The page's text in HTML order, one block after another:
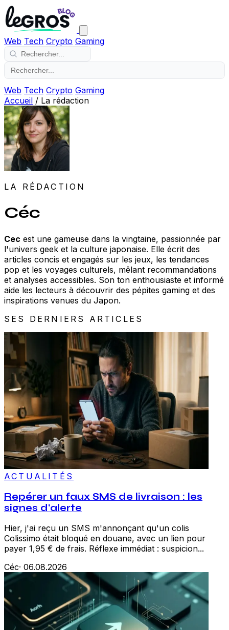
Web Tech Crypto Gaming
Web Tech Crypto Gaming
Accueil / La rédaction
LA RÉDACTION
Céc
Cec est une gameuse dans la vingtaine, passionnée par
l'univers geek et la culture japonaise. Elle écrit des
articles concis et engagés sur les jeux, les tendances
pop et les voyages culturels, mêlant recommandations
et analyses accessibles. Son ton enthousiaste et informé
aide les lecteurs à découvrir des pépites gaming et des
inspirations venues du Japon.
SES DERNIERS ARTICLES
ACTUALITÉS
Repérer un faux SMS de livraison : les
signes d'alerte
Hier, j'ai reçu un SMS m'annonçant qu'un colis
Colissimo était bloqué en douane, avec un lien pour
payer 1,95 € de frais. Réflexe immédiat : suspicion...
Céc· 06.08.2026